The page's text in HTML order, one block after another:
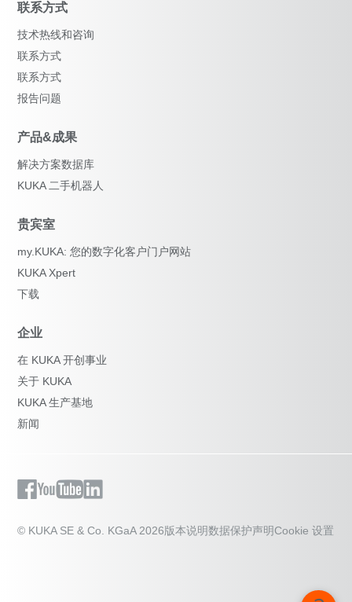
联系方式
技术热线和咨询
联系方式
联系方式
报告问题
产品&成果
解决方案数据库
KUKA 二手机器人
贵宾室
my.KUKA: 您的数字化客户门户网站
KUKA Xpert
下载
企业
在 KUKA 开创事业
关于 KUKA
KUKA 生产基地
新闻
© KUKA SE & Co. KGaA 2026版本说明数据保护声明Cookie 设置